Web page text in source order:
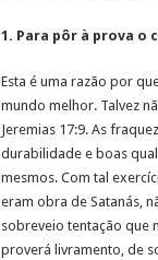
1. Para pôr à prova o
Esta é uma razão por
mundo melhor. Talvez
Jeremias 17:9. As
durabilidade e boas
mesmos. Com tal
eram obra de Satanás,
sobreveio tentação que
proverá livramento, de